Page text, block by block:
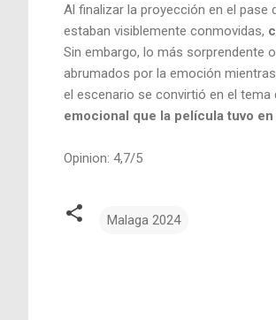
Al finalizar la proyección en el pase
estaban visiblemente conmovidas,
Sin embargo, lo más sorprendente
abrumados por la emoción
el escenario se convirtió en el
emocional que la película tuvo
Opinion: 4,7/5
Malaga 2024